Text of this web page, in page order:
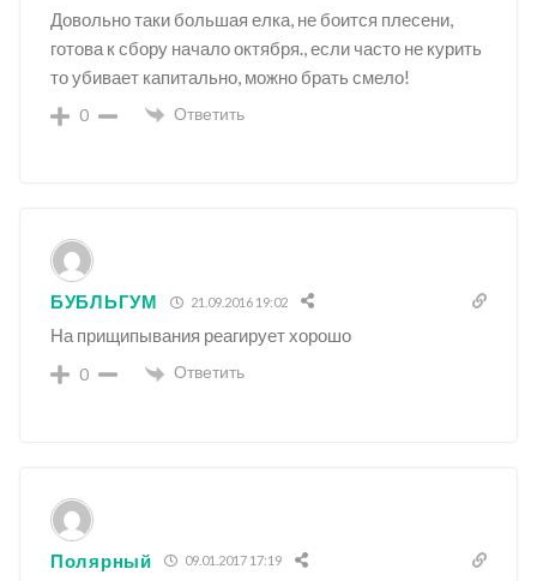
Довольно таки большая елка, не боится плесени,
готова к сбору начало октября., если часто не курить
то убивает капитально, можно брать смело!
0 Ответить
БУБЛЬГУМ 21.09.2016 19:02
На прищипывания реагирует хорошо
0 Ответить
Полярный 09.01.2017 17:19